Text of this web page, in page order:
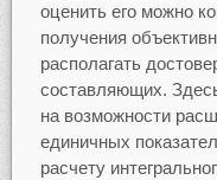
оценить его можно
получения
располагать
составляющих.
на возможности
единичных
расчету